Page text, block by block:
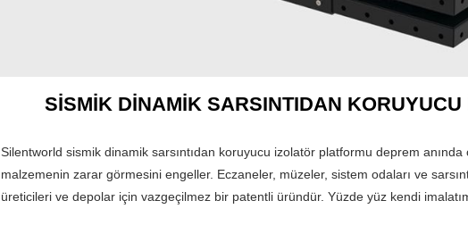
SİSMİK DİNAMİK SARSINTIDAN KORUYUCU
Silentworld sismik dinamik sarsıntıdan koruyucu izolatör platformu deprem
malzemenin zarar görmesini engeller. Eczaneler, müzeler, sistem odaları ve
üreticileri ve depolar için vazgeçilmez bir patentli üründür. Yüzde yüz kendi